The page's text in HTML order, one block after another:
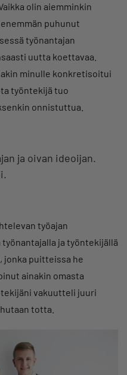
olin aiemminkin
puhunut
työnantajan
uutta koettavaa.
minulle konkretisoitui
työntekijä tuo
onnistuttua.
ja oivan ideoijan.
työajan
ja työntekijällä
jonka puitteissa he
ainakin omasta
vakuutteli juuri
totta.